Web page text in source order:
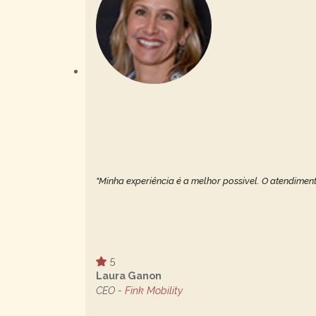
"Minha experiência é a melhor possivel. O
5
Laura Ganon
CEO - Fink Mobility